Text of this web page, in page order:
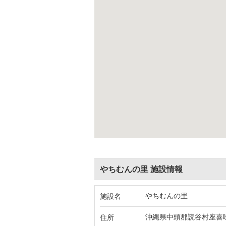
やちむんの里 施設情報
施設名 やちむんの里
住所 沖縄県中頭郡読谷村座喜